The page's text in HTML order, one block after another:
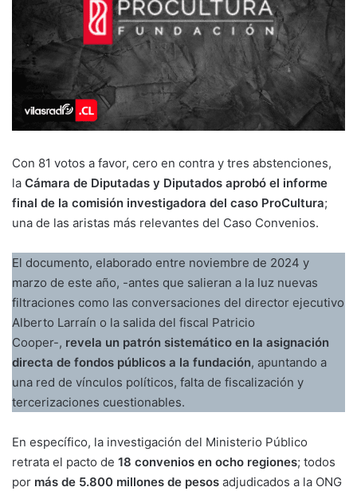
Con 81 votos a favor, cero en contra y tres abstenciones,
la Cámara de Diputadas y Diputados aprobó el informe
final de la comisión investigadora del caso ProCultura;
una de las aristas más relevantes del Caso Convenios.
El documento, elaborado entre noviembre de 2024 y
marzo de este año, -antes que salieran a la luz nuevas
filtraciones como las conversaciones del director ejecutivo
Alberto Larraín o la salida del fiscal Patricio
Cooper-, revela un patrón sistemático en la asignación
directa de fondos públicos a la fundación, apuntando a
una red de vínculos políticos, falta de fiscalización y
tercerizaciones cuestionables.
En específico, la investigación del Ministerio Público
retrata el pacto de 18 convenios en ocho regiones; todos
por más de 5.800 millones de pesos adjudicados a la ONG